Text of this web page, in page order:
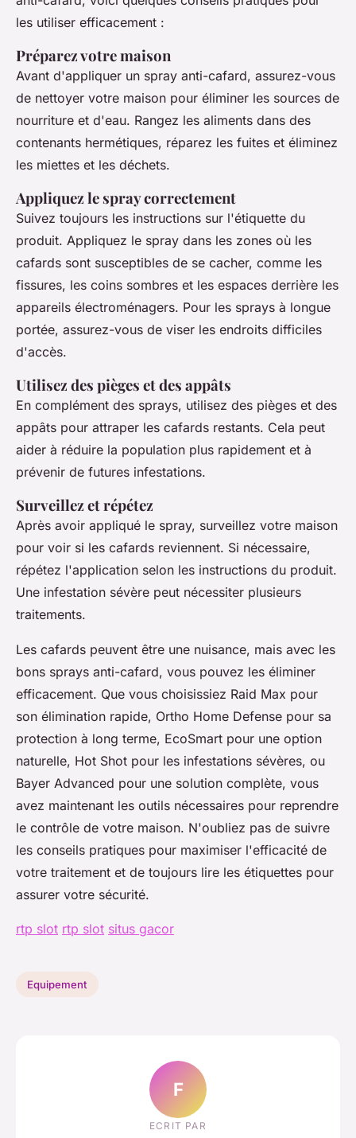
les utiliser efficacement :
Préparez votre maison
Avant d'appliquer un spray anti-cafard, assurez-vous
de nettoyer votre maison pour éliminer les sources de
nourriture et d'eau. Rangez les aliments dans des
contenants hermétiques, réparez les fuites et éliminez
les miettes et les déchets.
Appliquez le spray correctement
Suivez toujours les instructions sur l'étiquette du
produit. Appliquez le spray dans les zones où les
cafards sont susceptibles de se cacher, comme les
fissures, les coins sombres et les espaces derrière les
appareils électroménagers. Pour les sprays à longue
portée, assurez-vous de viser les endroits difficiles
d'accès.
Utilisez des pièges et des appâts
En complément des sprays, utilisez des pièges et des
appâts pour attraper les cafards restants. Cela peut
aider à réduire la population plus rapidement et à
prévenir de futures infestations.
Surveillez et répétez
Après avoir appliqué le spray, surveillez votre maison
pour voir si les cafards reviennent. Si nécessaire,
répétez l'application selon les instructions du produit.
Une infestation sévère peut nécessiter plusieurs
traitements.
Les cafards peuvent être une nuisance, mais avec les
bons sprays anti-cafard, vous pouvez les éliminer
efficacement. Que vous choisissiez Raid Max pour
son élimination rapide, Ortho Home Defense pour sa
protection à long terme, EcoSmart pour une option
naturelle, Hot Shot pour les infestations sévères, ou
Bayer Advanced pour une solution complète, vous
avez maintenant les outils nécessaires pour reprendre
le contrôle de votre maison. N'oubliez pas de suivre
les conseils pratiques pour maximiser l'efficacité de
votre traitement et de toujours lire les étiquettes pour
assurer votre sécurité.
rtp slot rtp slot situs gacor
Equipement
F
ECRIT PAR